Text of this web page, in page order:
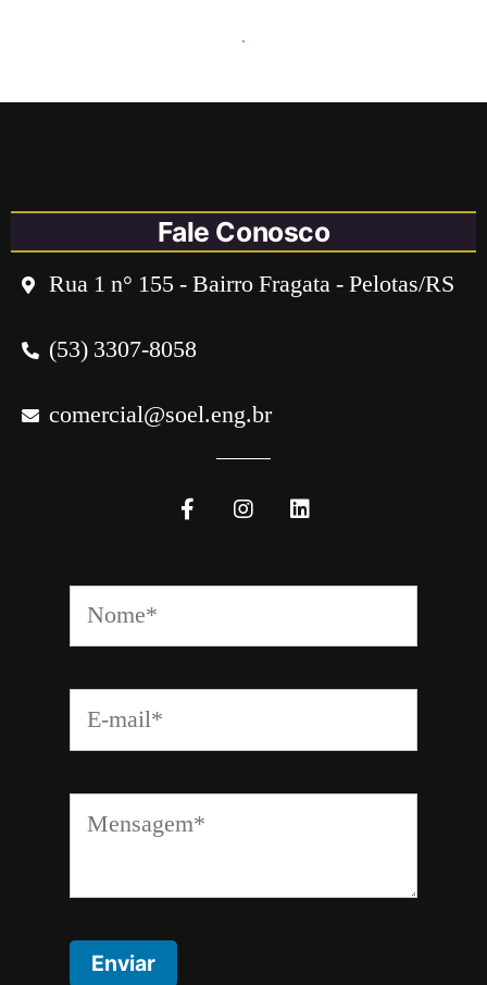
Fale Conosco
Rua 1 n° 155 - Bairro Fragata - Pelotas/RS
(53) 3307-8058
comercial@soel.eng.br